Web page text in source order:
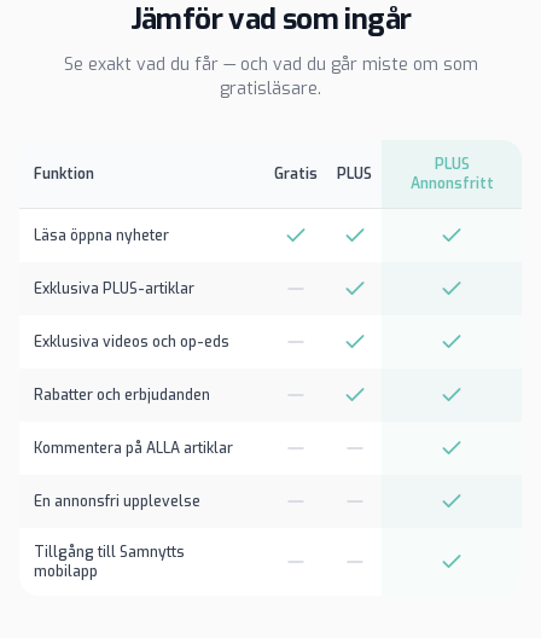
Jämför vad som ingår
Se exakt vad du får — och vad du går miste om som
gratisläsare.
Funktion Gratis PLUS
PLUS
Annonsfritt
Läsa öppna nyheter
Exklusiva PLUS-artiklar
Exklusiva videos och op-eds
Rabatter och erbjudanden
Kommentera på ALLA artiklar
En annonsfri upplevelse
Tillgång till Samnytts
mobilapp